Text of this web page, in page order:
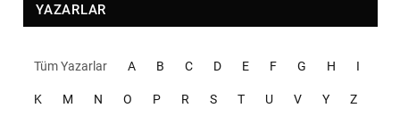
YAZARLAR
Tüm Yazarlar A B C D E F G H I
K M N O P R S T U V Y Z